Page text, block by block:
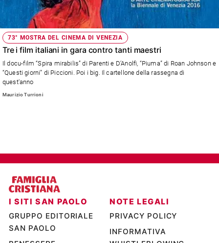
73° MOSTRA DEL CINEMA DI VENEZIA
Tre i film italiani in gara contro tanti maestri
Il docu-film “Spira mirabilis” di Parenti e D’Anolfi, “Piuma” di Roan Johnson e
“Questi giorni” di Piccioni. Poi i big. Il cartellone della rassegna di
quest'anno
Maurizio Turrioni
I SITI SAN PAOLO
GRUPPO EDITORIALE
SAN PAOLO
NOTE LEGALI
PRIVACY POLICY
INFORMATIVA